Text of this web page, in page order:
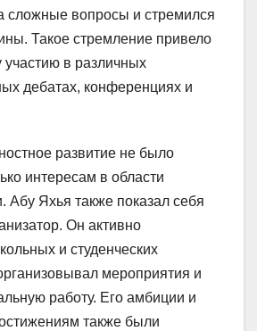
сложные вопросы и стремился
Такое стремление привело
участию в различных
дебатах, конференциях и
развитие не было
интересам в области
Абу Яхья также показал себя
Он активно
и студенческих
мероприятия и
работу. Его амбиции и
также были